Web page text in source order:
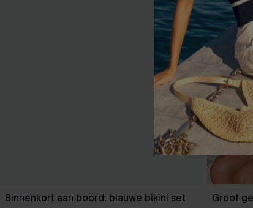
Binnenkort aan boord: blauwe bikini set Groot